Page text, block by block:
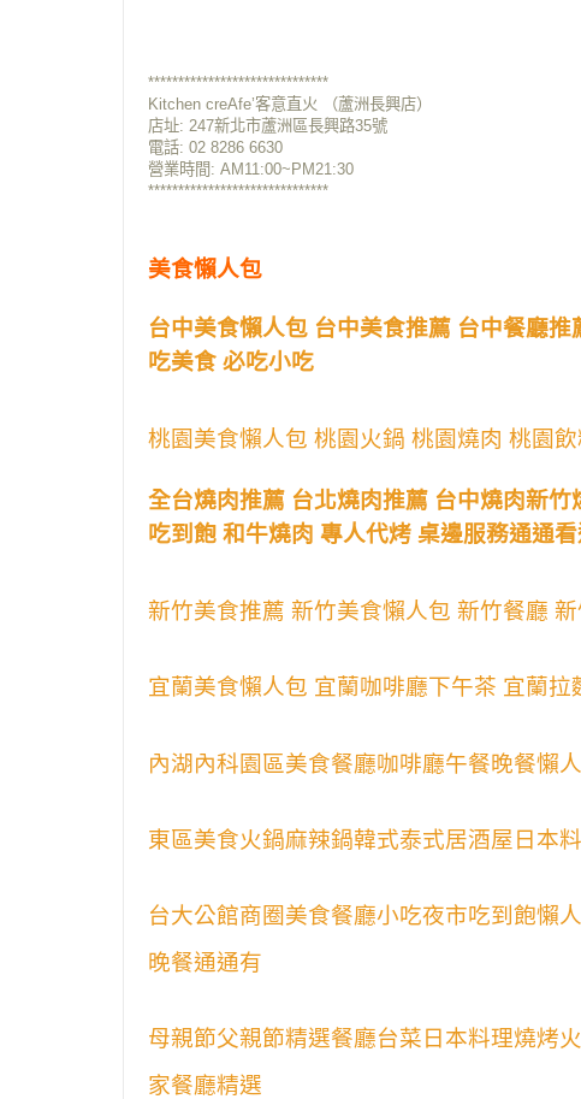
******************************
Kitchen creAfe’客意直火 （蘆洲長興店）
店址: 247新北市蘆洲區長興路35號
電話: 02 8286 6630
營業時間: AM11:00~PM21:30
******************************
美食懶人包
台中美食懶人包 台中美食推薦 台中餐廳
吃美食 必吃小吃
桃園美食懶人包 桃園火鍋 桃園燒肉 桃園
全台燒肉推薦 台北燒肉推薦 台中燒肉新
吃到飽 和牛燒肉 專人代烤 桌邊服務通通
新竹美食推薦 新竹美食懶人包 新竹餐廳
宜蘭美食懶人包 宜蘭咖啡廳下午茶 宜蘭拉
內湖內科園區美食餐廳咖啡廳午餐晚餐懶
東區美食火鍋麻辣鍋韓式泰式居酒屋日本
台大公館商圈美食餐廳小吃夜市吃到飽懶
晚餐通通有
母親節父親節精選餐廳台菜日本料理燒烤
家餐廳精選